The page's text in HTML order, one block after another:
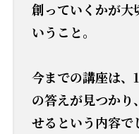
創っていくかが大
いうこと。
今までの講座は、
の答えが見つかり
せるという内容で